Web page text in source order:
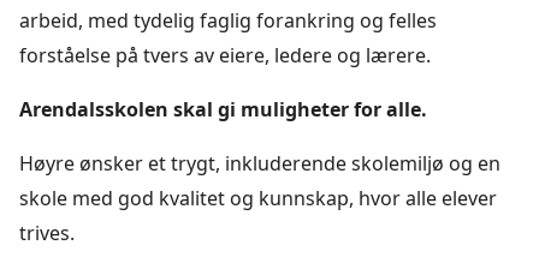
arbeid, med tydelig faglig forankring og felles
forståelse på tvers av eiere, ledere og lærere.
Arendalsskolen skal gi muligheter for alle.
Høyre ønsker et trygt, inkluderende skolemiljø og en
skole med god kvalitet og kunnskap, hvor alle elever
trives.